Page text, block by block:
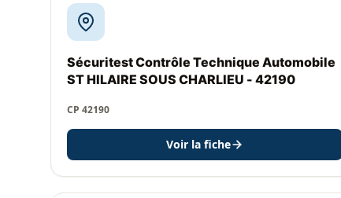
Sécuritest Contrôle Technique Automobile
ST HILAIRE SOUS CHARLIEU - 42190
CP 42190
Voir la fiche